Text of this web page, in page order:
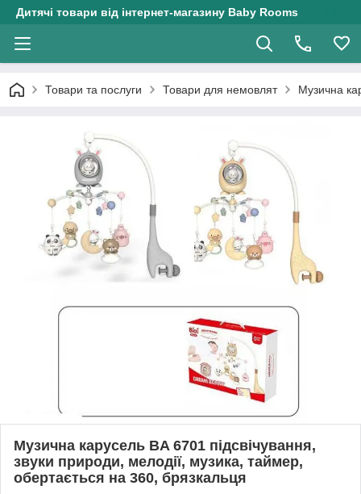
Дитячі товари від інтернет-магазину Baby Rooms
Товари та послуги Товари для немовлят Музична
Музична карусель BA 6701 підсвічування,
звуки природи, мелодії, музика, таймер,
обертається на 360, брязкальця